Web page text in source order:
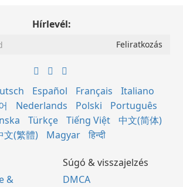
Hírlevél:
Español Français
Italiano
Nederlands Polski
Português
Türkçe Tiếng Việt
中文(简体)
文(繁體)
Magyar हिन्दी
&
Súgó & visszajelzés
DMCA